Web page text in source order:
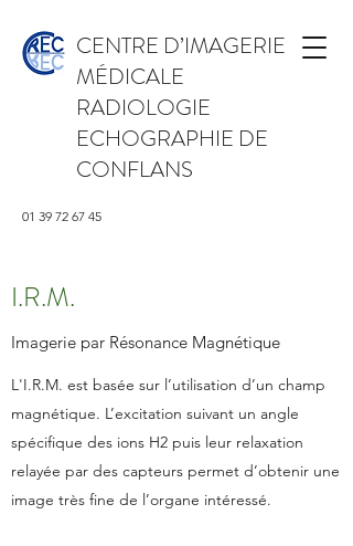
CENTRE D’IMAGERIE
MÉDICALE
RADIOLOGIE
ECHOGRAPHIE DE
CONFLANS
01 39 72 67 45
I.R.M.
Imagerie par Résonance Magnétique
L'I.R.M. est basée sur l’utilisation d’un champ
magnétique. L’excitation suivant un angle
spécifique des ions H2 puis leur relaxation
relayée par des capteurs permet d’obtenir une
image très fine de l’organe intéressé.